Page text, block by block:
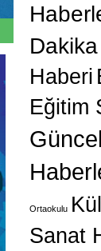
Dakika
Haberi
Eğitim
Güncel
Ortaokulu
Sanat